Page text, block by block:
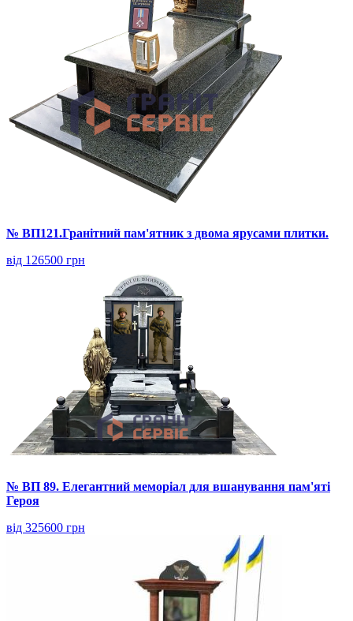
№ ВП121.Гранітний пам'ятник з двома ярусами плитки.
від 126500 грн
№ ВП 89. Елегантний меморіал для вшанування пам'яті
Героя
від 325600 грн